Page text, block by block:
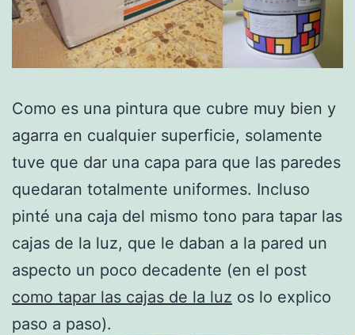
Como es una pintura que cubre muy bien y
agarra en cualquier superficie, solamente
tuve que dar una capa para que las paredes
quedaran totalmente uniformes. Incluso
pinté una caja del mismo tono para tapar las
cajas de la luz, que le daban a la pared un
aspecto un poco decadente (en el post
como tapar las cajas de la luz os lo explico
paso a paso).